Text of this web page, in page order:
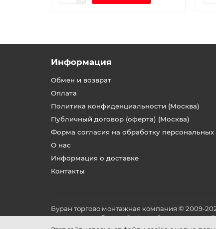
Информация
Обмен и возврат
Оплата
Политика конфиденциальности (Москва)
Публичный договор (оферта) (Москва)
Форма согласия на обработку
О нас
Информация о доставке
Контакты
Буран торгово монтажная компания © 2009-
не является публичной офертой,
и условиях его эксплуатации.